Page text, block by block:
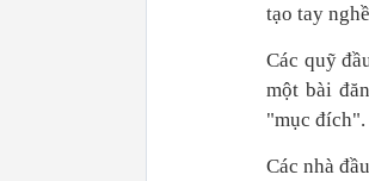
tạo tay
Các quỹ
một bài
"mục đích".
Các nhà